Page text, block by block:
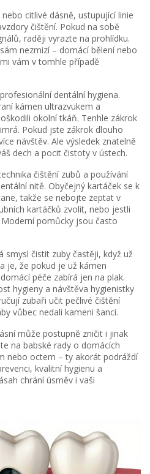
citlivé dásně, ustupující linie
čištění. Pokud na sobě
raději vyrazte na prohlídku.
nezmizí – domácí bělení nebo
vám v tomhle případě
dentální hygiena.
kámen ultrazvukem a
okolní tkáň. Tenhle zákrok
Pokud jste zákrok dlouho
návštěv. Ale výsledek znatelně
dech a pocit čistoty v ústech.
čištění zubů a používání
nitě. Obyčejný kartáček se k
takže se nebojte zeptat v
kartáčků zvolit, nebo jestli
pomůcky jsou často
smysl čistit zuby častěji, když už
je, že pokud je už kámen
péče zabírá jen na plak.
hygieny a návštěva hygienistky
zubaři učit pečlivé čištění
vůbec nedali kameni šanci.
může postupně zničit i jinak
na babské rady o domácích
nebo octem – ty akorát podráždí
kvalitní hygienu a
chrání úsměv i vaši